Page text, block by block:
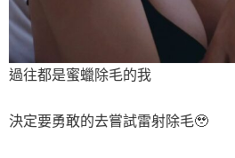
過往都是蜜蠟除毛的我
決定要勇敢的去嘗試雷射除毛🥹